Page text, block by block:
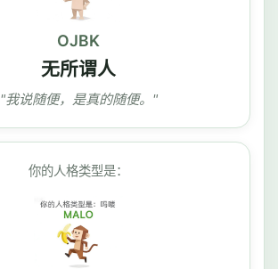
OJBK
无所谓人
"我说随便，是真的随便。"
你的人格类型是：